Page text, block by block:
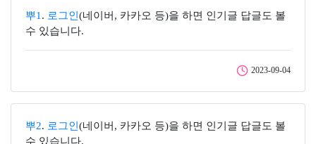
뿌1 . 로그인 (네이버, 카카오 등)을 하면 인기글 답글도 볼
수 있습니다.
2023-09-04
뿌2. 로그인 (네이버, 카카오 등)을 하면 인기글 답글도 볼
수 있습니다.